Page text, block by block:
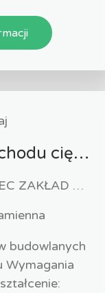
Kierowca samochodu ciężarowego (k/m)
CZESŁAW KROGULEC ZAKŁAD ROBÓT DROGOWYCH "KROGULEC"
budowlanych
Wymagania